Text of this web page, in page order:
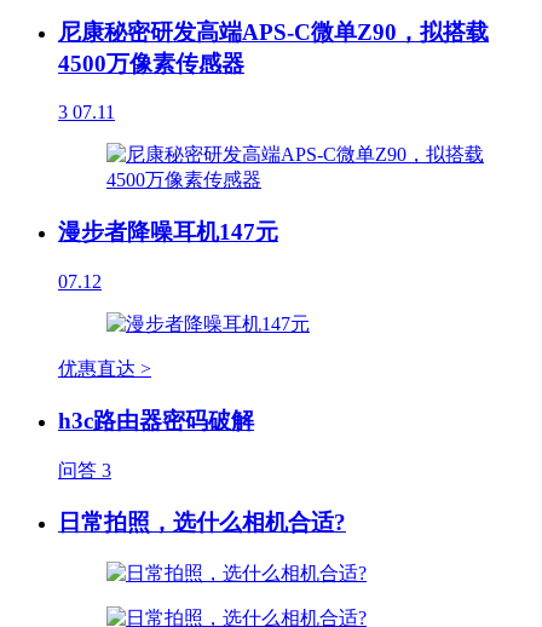
尼康秘密研发高端APS-C微单Z90，拟搭载
4500万像素传感器
3 07.11
漫步者降噪耳机147元
07.12
优惠直达 >
h3c路由器密码破解
问答 3
日常拍照，选什么相机合适?